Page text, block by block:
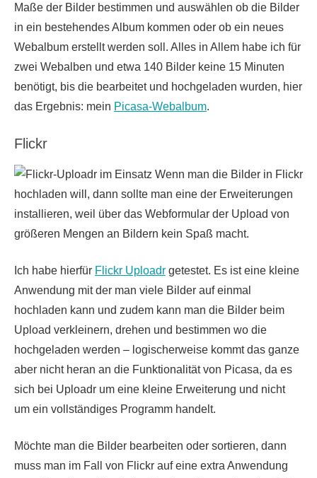
Maße der Bilder bestimmen und auswählen ob die Bilder
in ein bestehendes Album kommen oder ob ein neues
Webalbum erstellt werden soll. Alles in Allem habe ich für
zwei Webalben und etwa 140 Bilder keine 15 Minuten
benötigt, bis die bearbeitet und hochgeladen wurden, hier
das Ergebnis: mein Picasa-Webalbum.
Flickr
Wenn man die Bilder in Flickr
hochladen will, dann sollte man eine der Erweiterungen
installieren, weil über das Webformular der Upload von
größeren Mengen an Bildern kein Spaß macht.
Ich habe hierfür Flickr Uploadr getestet. Es ist eine kleine
Anwendung mit der man viele Bilder auf einmal
hochladen kann und zudem kann man die Bilder beim
Upload verkleinern, drehen und bestimmen wo die
hochgeladen werden – logischerweise kommt das ganze
aber nicht heran an die Funktionalität von Picasa, da es
sich bei Uploadr um eine kleine Erweiterung und nicht
um ein vollständiges Programm handelt.
Möchte man die Bilder bearbeiten oder sortieren, dann
muss man im Fall von Flickr auf eine extra Anwendung